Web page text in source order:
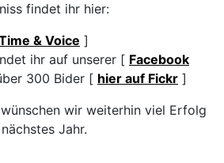
findet ihr hier:
& Voice ]
ihr auf unserer [ Facebook
300 Bider [ hier auf Fickr ]
wir weiterhin viel Erfolg
Jahr.